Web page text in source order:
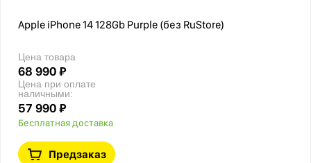
Apple iPhone 14 128Gb Purple (без RuStore)
Цена товара
68 990 ₽
Цена при оплате
наличными:
57 990 ₽
Бесплатная доставка
Предзаказ